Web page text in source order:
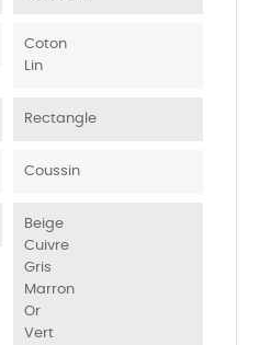
Coton
Lin
Rectangle
Coussin
Beige
Cuivre
Gris
Marron
Or
Vert